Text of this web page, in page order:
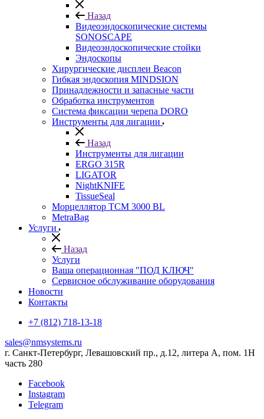
Назад
Видеоэндоскопические системы
SONOSCAPE
Видеоэндоскопические стойки
Эндоскопы
Хирургические дисплеи Beacon
Гибкая эндоскопия MINDSION
Принадлежности и запасные части
Обработка инструментов
Система фиксации черепа DORO
Инструменты для лигации
Назад
Инструменты для лигации
ERGO 315R
LIGATOR
NightKNIFE
TissueSeal
Морцеллятор ТСМ 3000 BL
MetraBag
Услуги
Назад
Услуги
Ваша операционная "ПОД КЛЮЧ"
Сервисное обслуживание оборудования
Новости
Контакты
+7 (812) 718-13-18
sales@nmsystems.ru
г. Санкт-Петербург, Левашовский пр., д.12, литера А, пом. 1Н
часть 280
Facebook
Instagram
Telegram